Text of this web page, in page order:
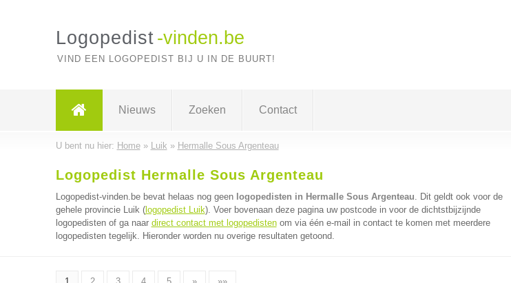
Logopedist -vinden.be
VIND EEN LOGOPEDIST BIJ U IN DE BUURT!
Nieuws Zoeken Contact
U bent nu hier: Home» Luik » Hermalle Sous Argenteau
Logopedist Hermalle Sous Argenteau
Logopedist-vinden.be bevat helaas nog geen logopedisten in Hermalle Sous Argenteau. Dit geldt ook voor de
gehele provincie Luik (logopedist Luik). Voer bovenaan deze pagina uw postcode in voor de dichtstbijzijnde
logopedisten of ga naar direct contact met logopedistenom via één e-mail in contact te komen met meerdere
logopedisten tegelijk. Hieronder worden nu overige resultaten getoond.